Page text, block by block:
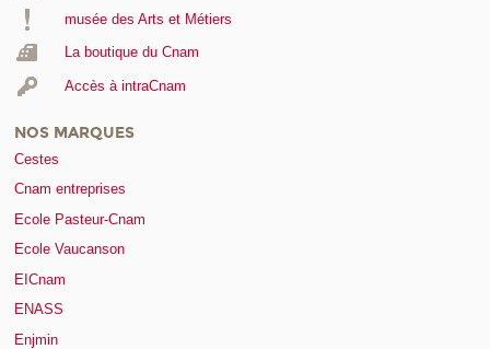
musée des Arts et Métiers
La boutique du Cnam
Accès à intraCnam
NOS MARQUES
Cestes
Cnam entreprises
Ecole Pasteur-Cnam
Ecole Vaucanson
EICnam
ENASS
Enjmin